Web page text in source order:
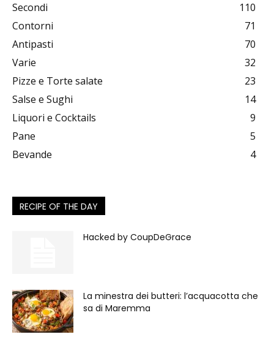
Secondi
110
Contorni
71
Antipasti
70
Varie
32
Pizze e Torte salate
23
Salse e Sughi
14
Liquori e Cocktails
9
Pane
5
Bevande
4
RECIPE OF THE DAY
Hacked by CoupDeGrace
La minestra dei butteri: l’acquacotta che
sa di Maremma